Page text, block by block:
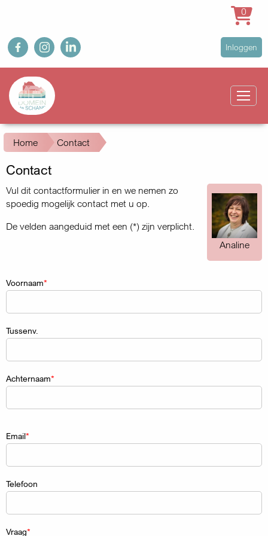
Overslaan
en
naar
inhoud
gaan
fb ig in
User
account
Inloggen
Main
navigation
0
Kruimelpad
Home Contact
Contact
Vul dit contactformulier in en we nemen zo
spoedig mogelijk contact met u op.
De velden aangeduid met een (*) zijn verplicht.
Analine
Naam
Voornaam
Tussenv.
Achternaam
Email
Telefoon
Vraag